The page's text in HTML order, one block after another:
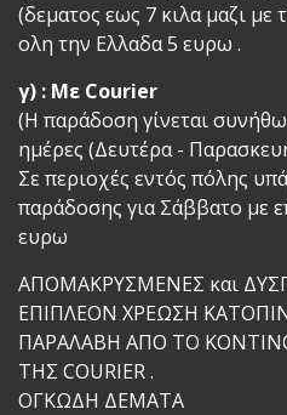
(δεματος εως 7 κιλα μαζι με
ολη την Ελλαδα 5 ευρω .
γ) : Με Courier
(Η παράδοση γίνεται
ημέρες (Δευτέρα -
Σε περιοχές εντός πόλης
παράδοσης για Σάββατο με
ευρω
ΑΠΟΜΑΚΡΥΣΜΕΝΕΣ και
ΕΠΙΠΛΕΟΝ ΧΡΕΩΣΗ
ΠΑΡΑΛΑΒΗ ΑΠΟ ΤΟ
ΤΗΣ COURIER .
ΟΓΚΩΔΗ ΔΕΜΑΤΑ